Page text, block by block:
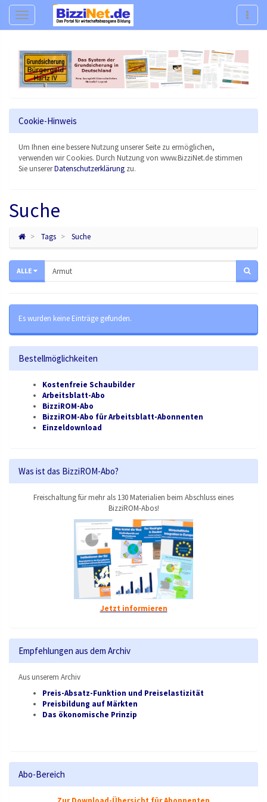
Navigation
Cookie-Hinweis
Um Ihnen eine bessere Nutzung unserer Seite zu ermöglichen,
verwenden wir Cookies. Durch Nutzung von www.BizziNet.de stimmen
Sie unsererDatenschutzerklärung zu.
Suche
Tags Suche
ALLE
Es wurden keine Einträge gefunden.
Bestellmöglichkeiten
Kostenfreie Schaubilder
Arbeitsblatt-Abo
BizziROM-Abo
BizziROM-Abo für Arbeitsblatt-Abonnenten
Einzeldownload
Was ist das BizziROM-Abo?
Freischaltung für mehr als 130 Materialien beim Abschluss eines
BizziROM-Abos!
Jetzt informieren
Empfehlungen aus dem Archiv
Aus unserem Archiv
Preis-Absatz-Funktion und Preiselastizität
Preisbildung auf Märkten
Das ökonomische Prinzip
Abo-Bereich